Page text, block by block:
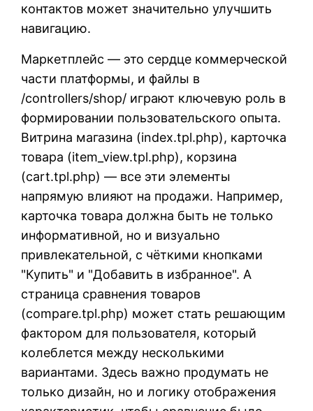
контактов может значительно улучшить
навигацию.
Маркетплейс — это сердце коммерческой
части платформы, и файлы в
/controllers/shop/ играют ключевую роль в
формировании пользовательского опыта.
Витрина магазина (index.tpl.php), карточка
товара (item_view.tpl.php), корзина
(cart.tpl.php) — все эти элементы
напрямую влияют на продажи. Например,
карточка товара должна быть не только
информативной, но и визуально
привлекательной, с чёткими кнопками
"Купить" и "Добавить в избранное". А
страница сравнения товаров
(compare.tpl.php) может стать решающим
фактором для пользователя, который
колеблется между несколькими
вариантами. Здесь важно продумать не
только дизайн, но и логику отображения